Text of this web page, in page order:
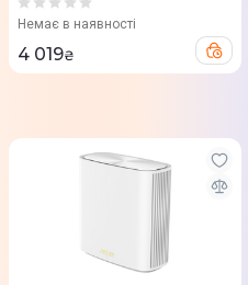
Немає в наявності
4 019₴